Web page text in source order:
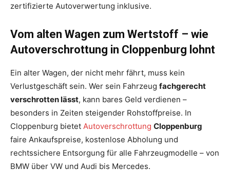
zertifizierte Autoverwertung inklusive.
Vom alten Wagen zum Wertstoff – wie
Autoverschrottung in Cloppenburg lohnt
Ein alter Wagen, der nicht mehr fährt, muss kein
Verlustgeschäft sein. Wer sein Fahrzeug fachgerecht
verschrotten lässt, kann bares Geld verdienen –
besonders in Zeiten steigender Rohstoffpreise. In
Cloppenburg bietet Autoverschrottung Cloppenburg
faire Ankaufspreise, kostenlose Abholung und
rechtssichere Entsorgung für alle Fahrzeugmodelle – von
BMW über VW und Audi bis Mercedes.